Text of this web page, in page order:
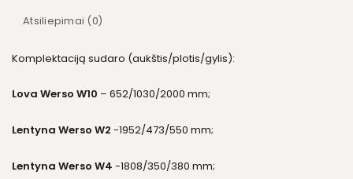
Atsiliepimai (0)
Komplektaciją sudaro (aukštis/plotis/gylis):
Lova Werso W10 – 652/1030/2000 mm;
Lentyna Werso W2 -1952/473/550 mm;
Lentyna Werso W4 -1808/350/380 mm;